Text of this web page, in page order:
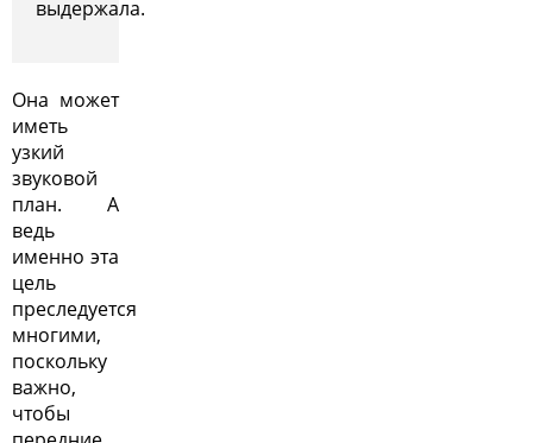
выдержала.
Она может
иметь
узкий
звуковой
план. А
ведь
именно эта
цель
преследуется
многими,
поскольку
важно,
чтобы